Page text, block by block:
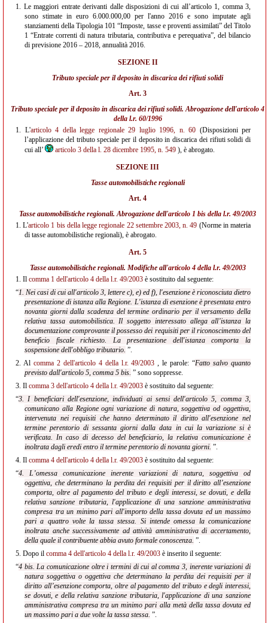
1. Le maggiori entrate derivanti dalle disposizioni di cui all’articolo 1, comma 3,
sono stimate in euro 6.000.000,00 per l'anno 2016 e sono imputate agli
stanziamenti della Tipologia 101 “Imposte, tasse e proventi assimilati” del Titolo
1 “Entrate correnti di natura tributaria, contributiva e perequativa”, del bilancio
di previsione 2016 – 2018, annualità 2016.
SEZIONE II
Tributo speciale per il deposito in discarica dei rifiuti solidi
Art. 3
Tributo speciale per il deposito in discarica dei rifiuti solidi. Abrogazione dell'articolo 4
della l.r. 60/1996
1. L'articolo 4 della legge regionale 29 luglio 1996, n. 60 (Disposizioni per
l’applicazione del tributo speciale per il deposito in discarica dei rifiuti solidi di
cui all’
articolo 3 della l. 28 dicembre 1995, n. 549 ), è abrogato.
SEZIONE III
Tasse automobilistiche regionali
Art. 4
Tasse automobilistiche regionali. Abrogazione dell'articolo 1 bis della l.r. 49/2003
1. L'articolo 1 bis della legge regionale 22 settembre 2003, n. 49 (Norme in materia
di tasse automobilistiche regionali), è abrogato.
Art. 5
Tasse automobilistiche regionali. Modifiche all'articolo 4 della l.r. 49/2003
1. Il comma 1 dell'articolo 4 della l.r. 49/2003 è sostituito dal seguente:
“1. Nei casi di cui all'articolo 3, lettere c), e) ed f), l'esenzione è riconosciuta dietro
presentazione di istanza alla Regione. L'istanza di esenzione è presentata entro
novanta giorni dalla scadenza del termine ordinario per il versamento della
relativa tassa automobilistica. Il soggetto interessato allega all’istanza la
documentazione comprovante il possesso dei requisiti per il riconoscimento del
beneficio fiscale richiesto. La presentazione dell'istanza comporta la
sospensione dell'obbligo tributario. ”.
2. Al comma 2 dell'articolo 4 della l.r. 49/2003 , le parole: “Fatto salvo quanto
previsto dall'articolo 5, comma 5 bis. ” sono soppresse.
3. Il comma 3 dell'articolo 4 della l.r. 49/2003 è sostituito dal seguente:
“3. I beneficiari dell'esenzione, individuati ai sensi dell'articolo 5, comma 3,
comunicano alla Regione ogni variazione di natura, soggettiva od oggettiva,
intervenuta nei requisiti che hanno determinato il diritto all'esenzione nel
termine perentorio di sessanta giorni dalla data in cui la variazione si è
verificata. In caso di decesso del beneficiario, la relativa comunicazione è
inoltrata dagli eredi entro il termine perentorio di novanta giorni. ”.
4. Il comma 4 dell'articolo 4 della l.r. 49/2003 è sostituito dal seguente:
“4. L’omessa comunicazione inerente variazioni di natura, soggettiva od
oggettiva, che determinano la perdita dei requisiti per il diritto all’esenzione
comporta, oltre al pagamento del tributo e degli interessi, se dovuti, e della
relativa sanzione tributaria, l'applicazione di una sanzione amministrativa
compresa tra un minimo pari all'importo della tassa dovuta ed un massimo
pari a quattro volte la tassa stessa. Si intende omessa la comunicazione
inoltrata anche successivamente ad attività amministrativa di accertamento,
della quale il contribuente abbia avuto formale conoscenza. ”.
5. Dopo il comma 4 dell'articolo 4 della l.r. 49/2003 è inserito il seguente:
“4 bis. La comunicazione oltre i termini di cui al comma 3, inerente variazioni di
natura soggettiva o oggettiva che determinano la perdita dei requisiti per il
diritto all’esenzione comporta, oltre al pagamento del tributo e degli interessi,
se dovuti, e della relativa sanzione tributaria, l'applicazione di una sanzione
amministrativa compresa tra un minimo pari alla metà della tassa dovuta ed
un massimo pari a due volte la tassa stessa. ”.